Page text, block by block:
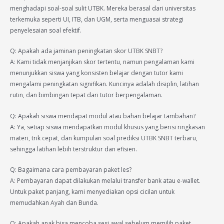
menghadapi soal-soal sulit UTBK. Mereka berasal dari universitas
terkemuka seperti UI, ITB, dan UGM, serta menguasai strategi
penyelesaian soal efektif.
Q: Apakah ada jaminan peningkatan skor UTBK SNBT?
A: Kami tidak menjanjikan skor tertentu, namun pengalaman kami
menunjukkan siswa yang konsisten belajar dengan tutor kami
mengalami peningkatan signifikan. Kuncinya adalah disiplin, latihan
rutin, dan bimbingan tepat dari tutor berpengalaman.
Q: Apakah siswa mendapat modul atau bahan belajar tambahan?
A: Ya, setiap siswa mendapatkan modul khusus yang berisi ringkasan
materi, trik cepat, dan kumpulan soal prediksi UTBK SNBT terbaru,
sehingga latihan lebih terstruktur dan efisien.
Q: Bagaimana cara pembayaran paket les?
A: Pembayaran dapat dilakukan melalui transfer bank atau e-wallet.
Untuk paket panjang, kami menyediakan opsi cicilan untuk
memudahkan Ayah dan Bunda.